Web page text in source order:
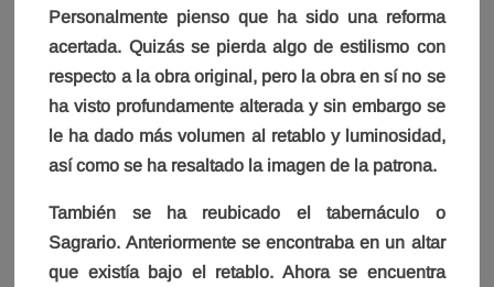
Personalmente pienso que ha sido una reforma
acertada. Quizás se pierda algo de estilismo con
respecto a la obra original, pero la obra en sí no se
ha visto profundamente alterada y sin embargo se
le ha dado más volumen al retablo y luminosidad,
así como se ha resaltado la imagen de la patrona.
También se ha reubicado el tabernáculo o
Sagrario. Anteriormente se encontraba en un altar
que existía bajo el retablo. Ahora se encuentra